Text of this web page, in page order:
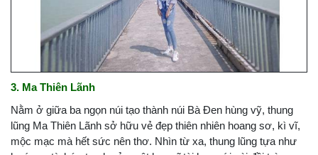
3. Ma Thiên Lãnh
Nằm ở giữa ba ngọn núi tạo thành núi Bà Đen hùng vỹ, thung
lũng Ma Thiên Lãnh sở hữu vẻ đẹp thiên nhiên hoang sơ, kì vĩ,
mộc mạc mà hết sức nên thơ. Nhìn từ xa, thung lũng tựa như